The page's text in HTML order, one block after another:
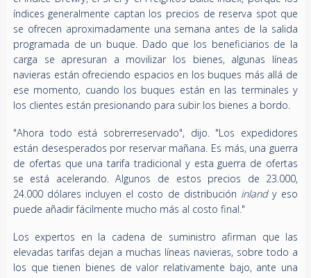
índices generalmente captan los precios de reserva spot que
se ofrecen aproximadamente una semana antes de la salida
programada de un buque. Dado que los beneficiarios de la
carga se apresuran a movilizar los bienes, algunas líneas
navieras están ofreciendo espacios en los buques más allá de
ese momento, cuando los buques están en las terminales y
los clientes están presionando para subir los bienes a bordo.
"Ahora todo está sobrerreservado", dijo. "Los expedidores
están desesperados por reservar mañana. Es más, una guerra
de ofertas que una tarifa tradicional y esta guerra de ofertas
se está acelerando. Algunos de estos precios de 23.000,
24.000 dólares incluyen el costo de distribución inland y eso
puede añadir fácilmente mucho más al costo final."
Los expertos en la cadena de suministro afirman que las
elevadas tarifas dejan a muchas líneas navieras, sobre todo a
los que tienen bienes de valor relativamente bajo, ante una